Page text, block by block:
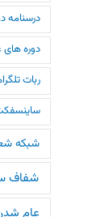
درسنامه
دوره های
ربات
شبکه
شفاف
عام